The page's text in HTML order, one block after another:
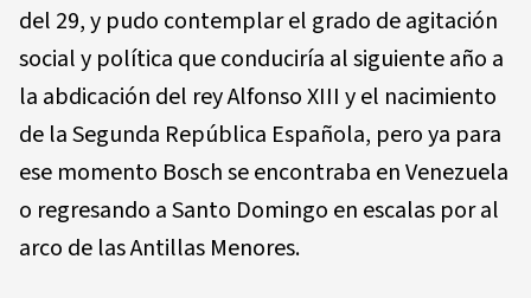
del 29, y pudo contemplar el grado de agitación
social y política que conduciría al siguiente año a
la abdicación del rey Alfonso XIII y el nacimiento
de la Segunda República Española, pero ya para
ese momento Bosch se encontraba en Venezuela
o regresando a Santo Domingo en escalas por al
arco de las Antillas Menores.